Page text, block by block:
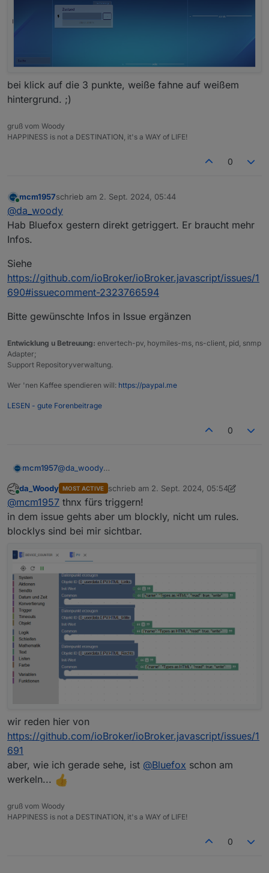
bei klick auf die 3 punkte, weiße fahne auf weißem
hintergrund. ;)
gruß vom Woody
HAPPINESS is not a DESTINATION, it's a WAY of LIFE!
0
Online
mcm1957schrieb am 2. Sept. 2024, 05:44
zuletzt editiert von
@da_woody
Hab Bluefox gestern direkt getriggert. Er braucht mehr
Infos.
Siehe
https://github.com/ioBroker/ioBroker.javascript/issues/1
690#issuecomment-2323766594
Bitte gewünschte Infos in Issue ergänzen
Entwicklung u Betreuung: envertech-pv, hoymiles-ms, ns-client, pid, snmp
Adapter;
Support Repositoryverwaltung.
Wer 'nen Kaffee spendieren will: https://paypal.me
LESEN - gute Forenbeitrage
0
mcm1957@da_woody
mehr Infos.
Siehe
https://github.com/ioBroker/ioBroker.javascript/issue
s/1690#issuecomment-2323766594
Bitte gewünschte Infos in Issue ergänzen
Online
da_Woody MOST ACTIVE schrieb am 2. Sept. 2024, 05:54
zuletzt editiert von da_Woody9. Feb.
@mcm1957 thnx fürs triggern!
in dem issue gehts aber um blockly, nicht um rules.
blocklys sind bei mir sichtbar.
wir reden hier von
https://github.com/ioBroker/ioBroker.javascript/issues/1
691
aber, wie ich gerade sehe, ist @Bluefox schon am
werkeln...
gruß vom Woody
HAPPINESS is not a DESTINATION, it's a WAY of LIFE!
0